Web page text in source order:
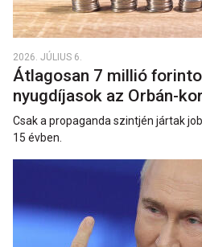
2026. JÚLIUS 6.
Átlagosan 7 millió
nyugdíjasok az Orbán-
Csak a propaganda szintjén jártak
15 évben.